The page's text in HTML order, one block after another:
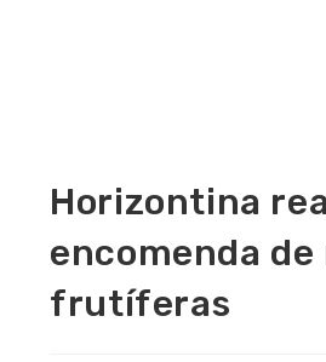
Horizontina
encomenda de
frutíferas